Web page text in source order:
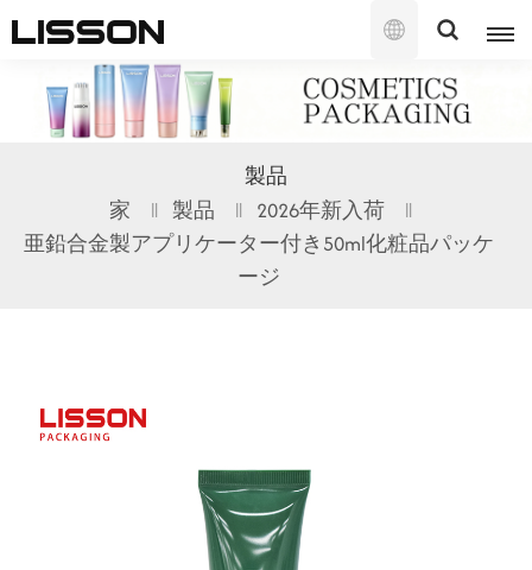
語
English
français
русский
日本語
한국의
製品
家 製品
2026年新入荷
亜鉛合金製アプリケーター付き50ml化粧品パッケ
ージ